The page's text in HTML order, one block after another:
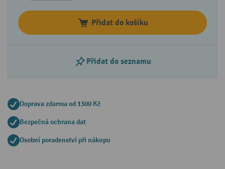
Přidat do košíku
Přidat do seznamu
Doprava zdarma od 1300 Kč
Bezpečná ochrana dat
Osobní poradenství při nákupu